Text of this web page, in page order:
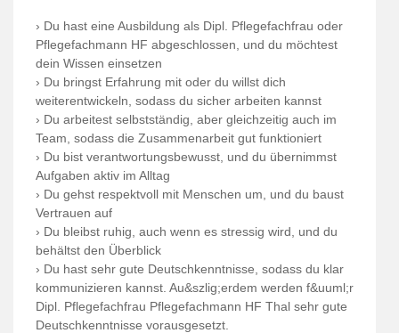
› Du hast eine Ausbildung als Dipl. Pflegefachfrau oder
Pflegefachmann HF abgeschlossen, und du möchtest
dein Wissen einsetzen
› Du bringst Erfahrung mit oder du willst dich
weiterentwickeln, sodass du sicher arbeiten kannst
› Du arbeitest selbstständig, aber gleichzeitig auch im
Team, sodass die Zusammenarbeit gut funktioniert
› Du bist verantwortungsbewusst, und du übernimmst
Aufgaben aktiv im Alltag
› Du gehst respektvoll mit Menschen um, und du baust
Vertrauen auf
› Du bleibst ruhig, auch wenn es stressig wird, und du
behältst den Überblick
› Du hast sehr gute Deutschkenntnisse, sodass du klar
kommunizieren kannst. Au&szlig;erdem werden f&uuml;r
Dipl. Pflegefachfrau Pflegefachmann HF Thal sehr gute
Deutschkenntnisse vorausgesetzt.